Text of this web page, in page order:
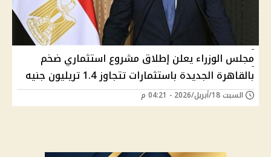
مجلس الوزراء يعلن إطلاق مشروع استثماري ضخم
بالقاهرة الجديدة باستثمارات تتجاوز 1.4 تريليون جنيه
السبت 18/أبريل/2026 - 04:21 م